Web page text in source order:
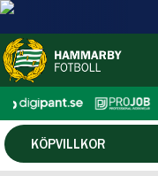
KÖPVILLKOR